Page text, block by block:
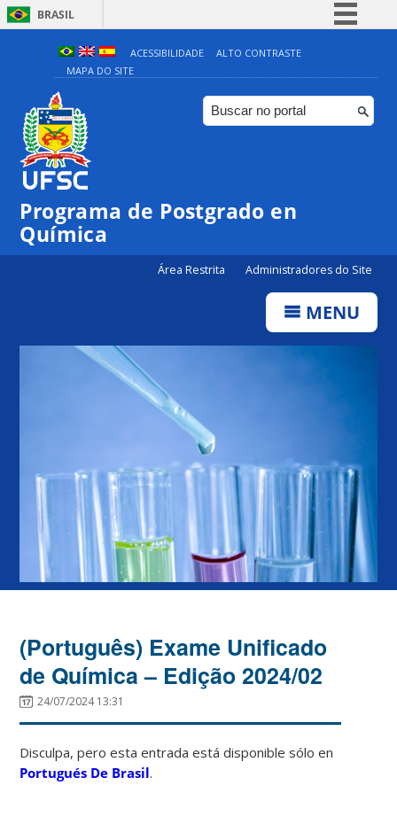
BRASIL
Simplifique!
Comunica BR
Participe
ACESSIBILIDADE
ALTO CONTRASTE
MAPA DO SITE
Programa de Postgrado en
Química
Área Restrita Administradores do Site
MENU
(Português) Exame Unificado
de Química – Edição 2024/02
24/07/2024 13:31
Disculpa, pero esta entrada está disponible sólo en
Portugués De Brasil.